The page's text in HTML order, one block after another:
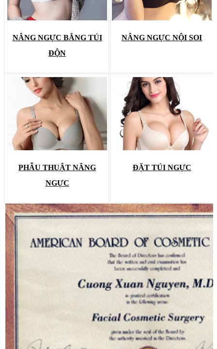
NÂNG NGỰC BẰNG TÚI
ĐỘN
NÂNG NGỰC NỘI SOI
PHẪU THUẬT NÂNG
NGỰC
ĐẶT TÚI NGỰC